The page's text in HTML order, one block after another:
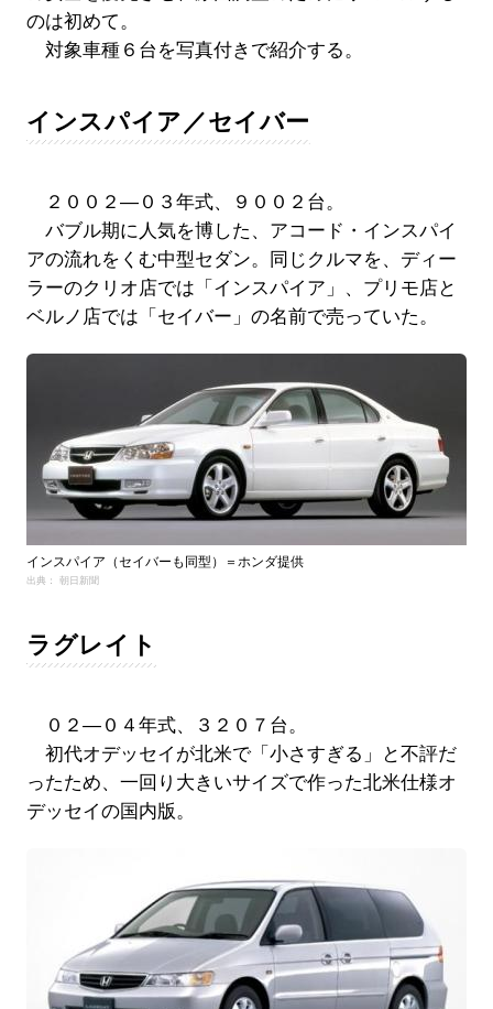
のは初めて。
対象車種６台を写真付きで紹介する。
インスパイア／セイバー
２００２―０３年式、９００２台。
バブル期に人気を博した、アコード・インスパイ
アの流れをくむ中型セダン。同じクルマを、ディー
ラーのクリオ店では「インスパイア」、プリモ店と
ベルノ店では「セイバー」の名前で売っていた。
インスパイア（セイバーも同型）＝ホンダ提供
出典： 朝日新聞
ラグレイト
０２―０４年式、３２０７台。
初代オデッセイが北米で「小さすぎる」と不評だ
ったため、一回り大きいサイズで作った北米仕様オ
デッセイの国内版。